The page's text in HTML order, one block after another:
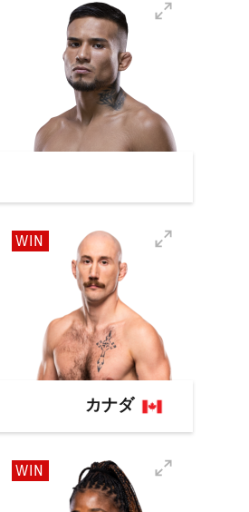
WIN
カナダ
WIN